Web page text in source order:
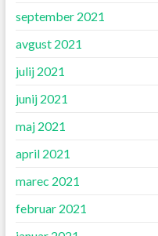
september 2021
avgust 2021
julij 2021
junij 2021
maj 2021
april 2021
marec 2021
februar 2021